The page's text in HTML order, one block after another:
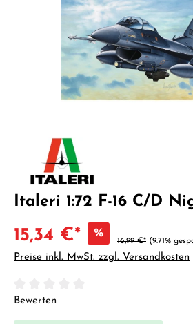
Italeri 1:72 F-16 C/D
15,34 €* %
16,99 €* (9.71%
Preise inkl. MwSt. zzgl. Versandkosten
Durchschnittliche Bewertung von 0 von
Bewerten